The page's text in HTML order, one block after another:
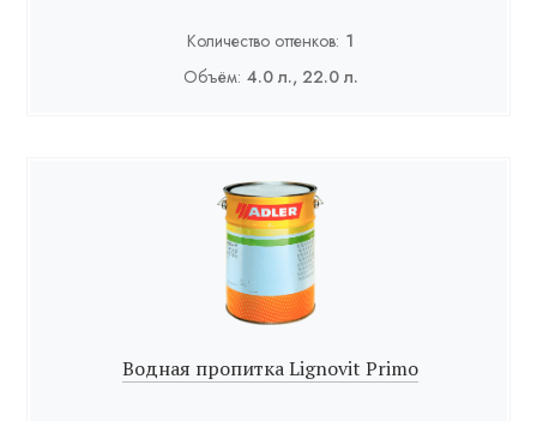
Количество оттенков: 1
Объём: 4.0 л., 22.0 л.
Водная пропитка Lignovit Primo